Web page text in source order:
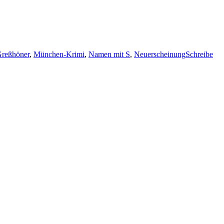
, München-Krimi, Namen mit S, NeuerscheinungSchreibe